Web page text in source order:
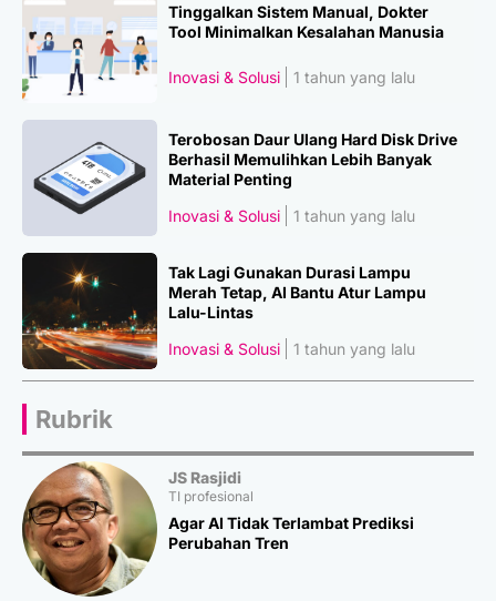
Tinggalkan Sistem Manual, Dokter
Tool Minimalkan Kesalahan Manusia
Inovasi & Solusi 1 tahun yang lalu
Terobosan Daur Ulang Hard Disk Drive
Berhasil Memulihkan Lebih Banyak
Material Penting
Inovasi & Solusi
1 tahun yang lalu
Tak Lagi Gunakan Durasi Lampu
Merah Tetap, AI Bantu Atur Lampu
Lalu-Lintas
Inovasi & Solusi
1 tahun yang lalu
Rubrik
JS Rasjidi
TI profesional
Agar AI Tidak Terlambat Prediksi
Perubahan Tren